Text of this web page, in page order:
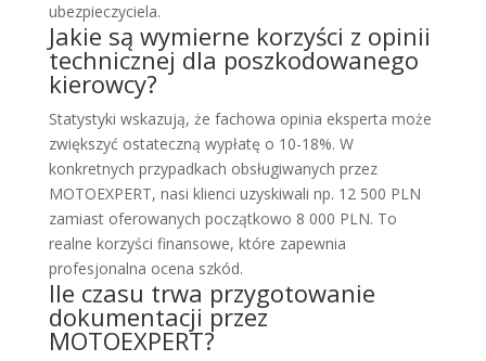
ubezpieczyciela.
Jakie są wymierne korzyści z opinii
technicznej dla poszkodowanego
kierowcy?
Statystyki wskazują, że fachowa opinia eksperta może
zwiększyć ostateczną wypłatę o 10-18%. W
konkretnych przypadkach obsługiwanych przez
MOTOEXPERT, nasi klienci uzyskiwali np. 12 500 PLN
zamiast oferowanych początkowo 8 000 PLN. To
realne korzyści finansowe, które zapewnia
profesjonalna ocena szkód.
Ile czasu trwa przygotowanie
dokumentacji przez
MOTOEXPERT?